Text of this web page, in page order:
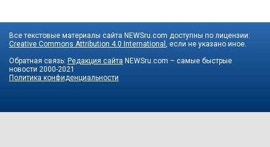
Все текстовые материалы сайта NEWSru.com доступны по лицензии:
Creative Commons Attribution 4.0 International , если не указано иное.
Обратная связь: Редакция сайта NEWSru.com – самые быстрые
новости 2000-2021
Политика конфиденциальности